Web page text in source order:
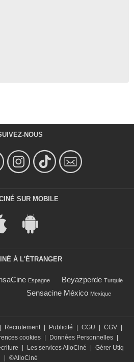
NOUS
SUR MOBILE
À L'ÉTRANGER
Espagne Beyazperde Turquie
Sensacine México Mexique
Recrutement Publicité CGU CGV
cookies Données Personnelles
Les services AlloCiné
Gérer Utiq
©AlloCiné